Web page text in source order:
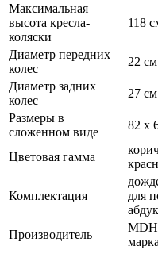
Максимальная
высота кресла-
коляски
118
Диаметр передних
колес
22 см
Диаметр задних
колес
27 см
Размеры в
сложенном виде
82 х
Цветовая гамма
Комплектация
для
Производитель
MDH